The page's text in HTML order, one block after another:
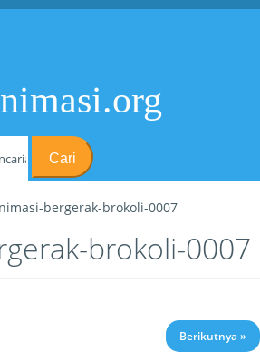
Cari
bergerak-brokoli-0007
brokoli-0007
Berikutnya »